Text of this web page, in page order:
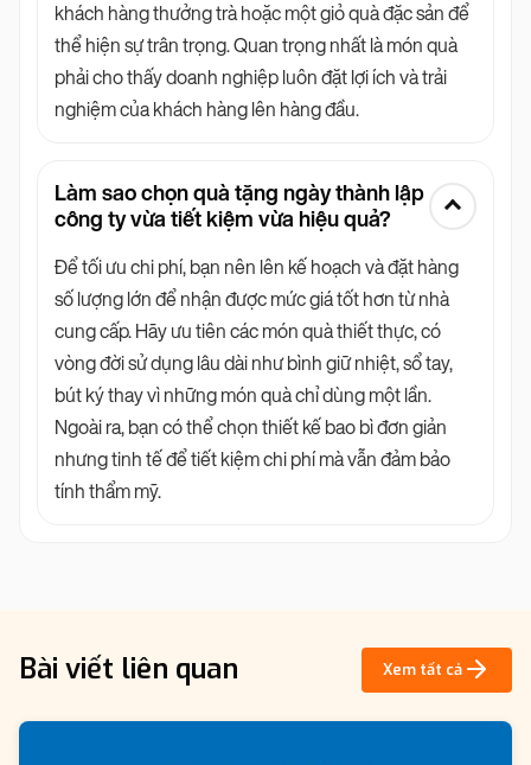
khách hàng thưởng trà hoặc một giỏ quà đặc sản để
thể hiện sự trân trọng. Quan trọng nhất là món quà
phải cho thấy doanh nghiệp luôn đặt lợi ích và trải
nghiệm của khách hàng lên hàng đầu.
Làm sao chọn quà tặng ngày thành lập
công ty vừa tiết kiệm vừa hiệu quả?
Để tối ưu chi phí, bạn nên lên kế hoạch và đặt hàng
số lượng lớn để nhận được mức giá tốt hơn từ nhà
cung cấp. Hãy ưu tiên các món quà thiết thực, có
vòng đời sử dụng lâu dài như bình giữ nhiệt, sổ tay,
bút ký thay vì những món quà chỉ dùng một lần.
Ngoài ra, bạn có thể chọn thiết kế bao bì đơn giản
nhưng tinh tế để tiết kiệm chi phí mà vẫn đảm bảo
tính thẩm mỹ.
Bài viết liên quan Xem tất cả